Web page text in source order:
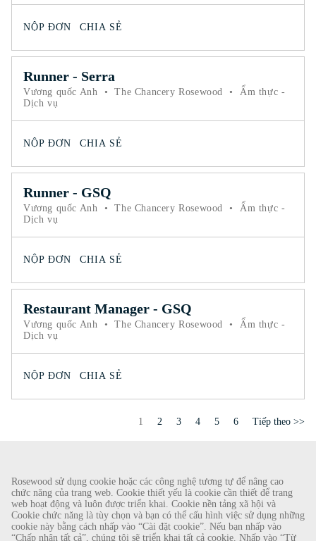
Rosewood sử dụng cookie hoặc các công nghệ tương tự để nâng cao
chức năng của trang web. Cookie thiết yếu là cookie cần thiết để trang
web hoạt động và luôn được triển khai. Cookie nền tảng xã hội và
Cookie chức năng là tùy chọn và bạn có thể cấu hình việc sử dụng những
cookie này bằng cách nhấp vào “Cài đặt cookie”. Nếu bạn nhấp vào
“Chấp nhận tất cả”, chúng tôi sẽ triển khai tất cả cookie. Nhấp vào “Từ
NỘP ĐƠN CHIA SẺ
Runner - Serra
Vương quốc Anh • The Chancery Rosewood •
Ẩm thực -
Dịch vụ
NỘP ĐƠN CHIA SẺ
Runner - GSQ
Vương quốc Anh • The Chancery Rosewood •
Ẩm thực -
Dịch vụ
NỘP ĐƠN CHIA SẺ
Restaurant Manager - GSQ
Vương quốc Anh • The Chancery Rosewood •
Ẩm thực -
Dịch vụ
NỘP ĐƠN CHIA SẺ
Trang
1 2 3 4 5 6 Tiếp theo >>
CẢNH BÁO GIAN LẬN
Chúng tôi đã được biết về một vụ lừa đảo gần đây, theo đó các cá nhân giả làm nhà
tuyển dụng đang cung cấp hợp đồng lao động cho Rosewood Hotel Group. Những lời
gạ gẫm này được thực hiện bởi những người sử dụng tài khoản e-mail dựa trên web có